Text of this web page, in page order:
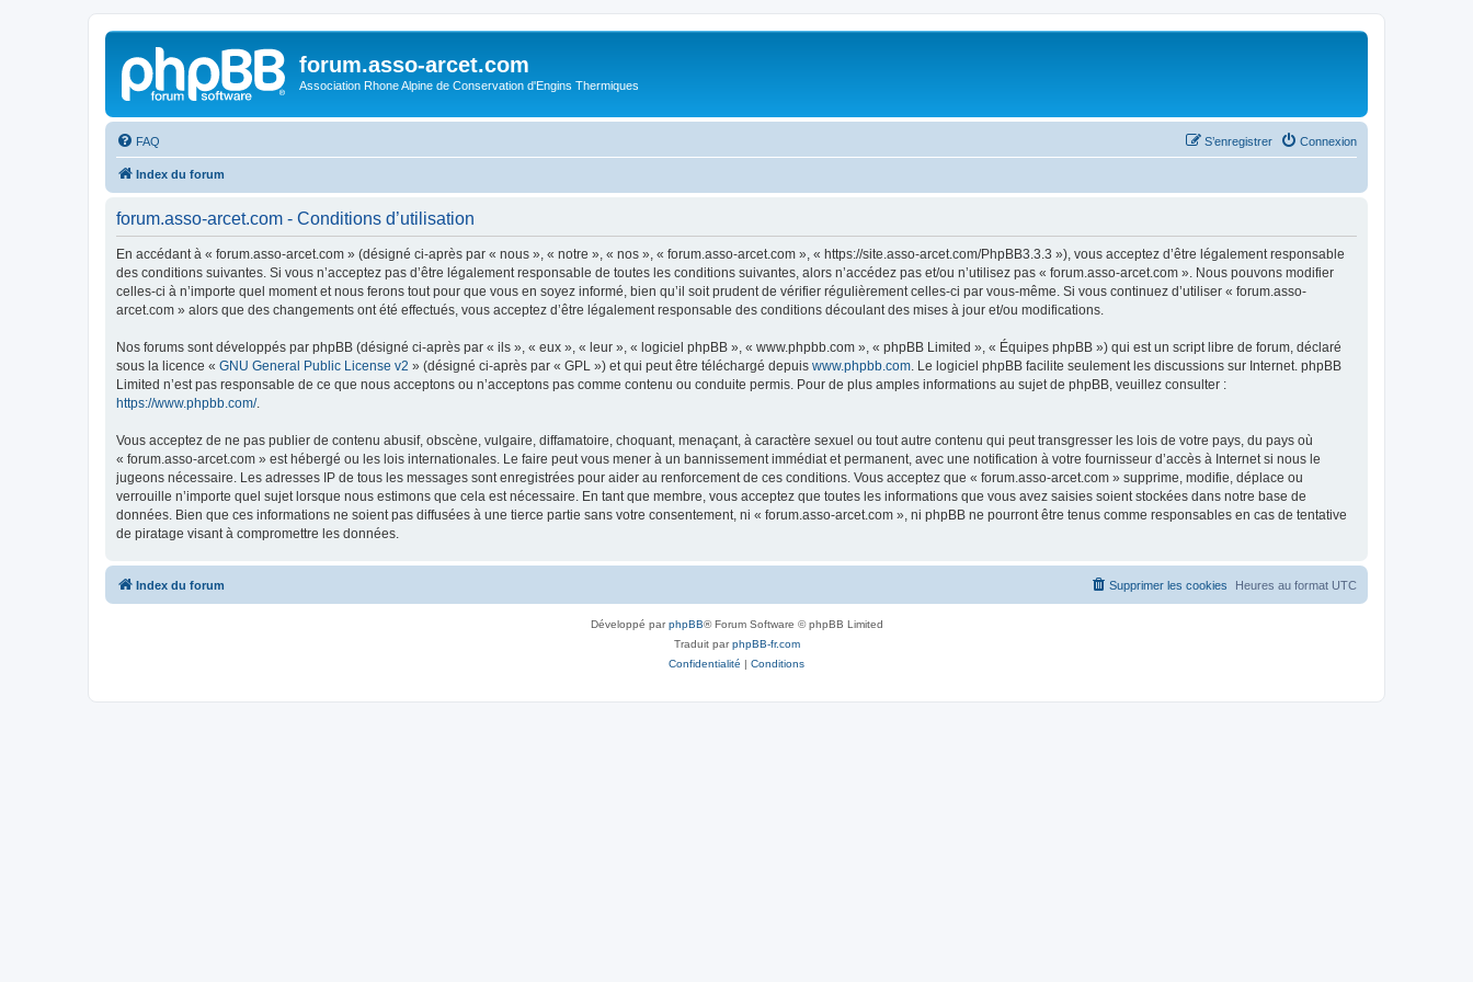
forum.asso-arcet.com
Association Rhone Alpine de Conservation d'Engins Thermiques
FAQ Connexion
S’enregistrer
Index du forum
forum.asso-arcet.com - Conditions d’utilisation
En accédant à « forum.asso-arcet.com » (désigné ci-après par « nous », « notre », « nos », « forum.asso-arcet.com », « https://site.asso-arcet.com/PhpBB3.3.3 »), vous acceptez d’être légalement responsable
des conditions suivantes. Si vous n’acceptez pas d’être légalement responsable de toutes les conditions suivantes, alors n’accédez pas et/ou n’utilisez pas « forum.asso-arcet.com ». Nous pouvons modifier
celles-ci à n’importe quel moment et nous ferons tout pour que vous en soyez informé, bien qu’il soit prudent de vérifier régulièrement celles-ci par vous-même. Si vous continuez d’utiliser « forum.asso-
arcet.com » alors que des changements ont été effectués, vous acceptez d’être légalement responsable des conditions découlant des mises à jour et/ou modifications.
Nos forums sont développés par phpBB (désigné ci-après par « ils », « eux », « leur », « logiciel phpBB », « www.phpbb.com », « phpBB Limited », « Équipes phpBB ») qui est un script libre de forum, déclaré
sous la licence « GNU General Public License v2 » (désigné ci-après par « GPL ») et qui peut être téléchargé depuis www.phpbb.com . Le logiciel phpBB facilite seulement les discussions sur Internet. phpBB
Limited n’est pas responsable de ce que nous acceptons ou n’acceptons pas comme contenu ou conduite permis. Pour de plus amples informations au sujet de phpBB, veuillez consulter :
https://www.phpbb.com/.
Vous acceptez de ne pas publier de contenu abusif, obscène, vulgaire, diffamatoire, choquant, menaçant, à caractère sexuel ou tout autre contenu qui peut transgresser les lois de votre pays, du pays où
« forum.asso-arcet.com » est hébergé ou les lois internationales. Le faire peut vous mener à un bannissement immédiat et permanent, avec une notification à votre fournisseur d’accès à Internet si nous le
jugeons nécessaire. Les adresses IP de tous les messages sont enregistrées pour aider au renforcement de ces conditions. Vous acceptez que « forum.asso-arcet.com » supprime, modifie, déplace ou
verrouille n’importe quel sujet lorsque nous estimons que cela est nécessaire. En tant que membre, vous acceptez que toutes les informations que vous avez saisies soient stockées dans notre base de
données. Bien que ces informations ne soient pas diffusées à une tierce partie sans votre consentement, ni « forum.asso-arcet.com », ni phpBB ne pourront être tenus comme responsables en cas de tentative
de piratage visant à compromettre les données.
Index du forum Heures au format UTC
Supprimer les cookies
Développé parphpBB® Forum Software © phpBB Limited
Traduit parphpBB-fr.com
Confidentialité | Conditions